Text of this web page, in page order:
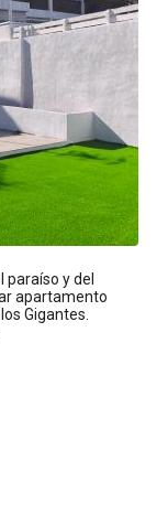
y del
apartamento
Gigantes.